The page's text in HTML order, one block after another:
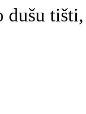
dušu